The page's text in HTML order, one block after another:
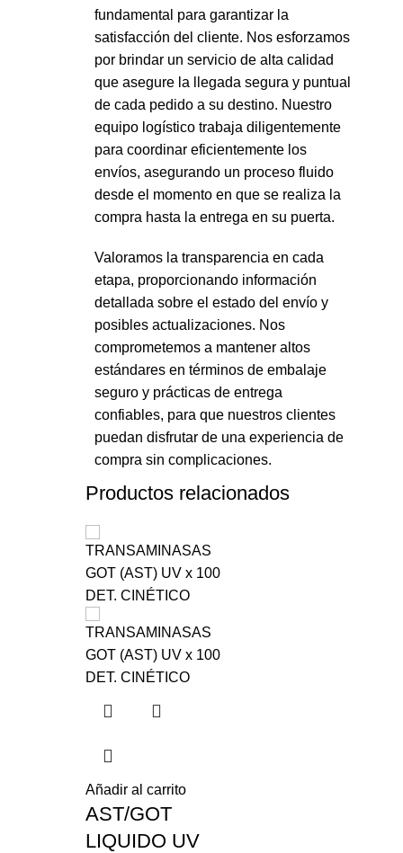
fundamental para garantizar la
satisfacción del cliente. Nos esforzamos
por brindar un servicio de alta calidad
que asegure la llegada segura y puntual
de cada pedido a su destino. Nuestro
equipo logístico trabaja diligentemente
para coordinar eficientemente los
envíos, asegurando un proceso fluido
desde el momento en que se realiza la
compra hasta la entrega en su puerta.
Valoramos la transparencia en cada
etapa, proporcionando información
detallada sobre el estado del envío y
posibles actualizaciones. Nos
comprometemos a mantener altos
estándares en términos de embalaje
seguro y prácticas de entrega
confiables, para que nuestros clientes
puedan disfrutar de una experiencia de
compra sin complicaciones.
Productos relacionados
Añadir al carrito
AST/GOT
LIQUIDO UV